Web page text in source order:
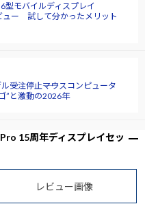
型モバイルディスプレイ
ュー 試して分かったメリット
受注停止――マウスコンピュータ
”と激動の2026年
15周年ディスプレイセッ
レビュー画像